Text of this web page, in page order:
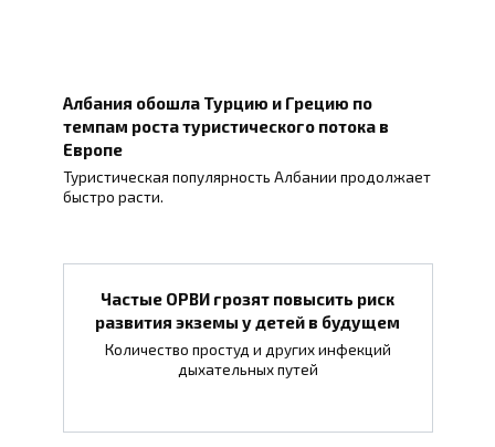
Албания обошла Турцию и Грецию по
темпам роста туристического потока в
Европе
Туристическая популярность Албании продолжает
быстро расти.
Частые ОРВИ грозят повысить риск
развития экземы у детей в будущем
Количество простуд и других инфекций
дыхательных путей